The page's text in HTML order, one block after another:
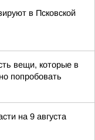
в Псковской
вещи, которые в
попробовать
на 9 августа